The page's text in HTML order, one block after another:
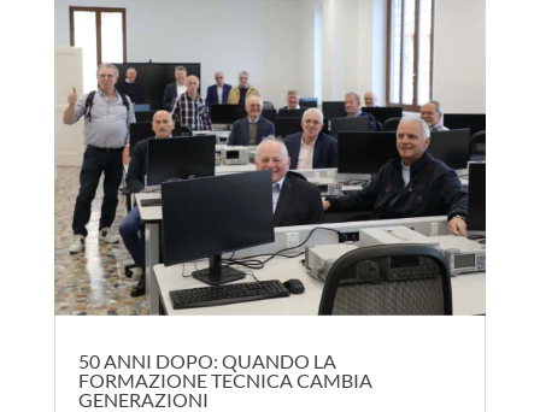
50 ANNI DOPO: QUANDO LA
FORMAZIONE TECNICA CAMBIA
GENERAZIONI